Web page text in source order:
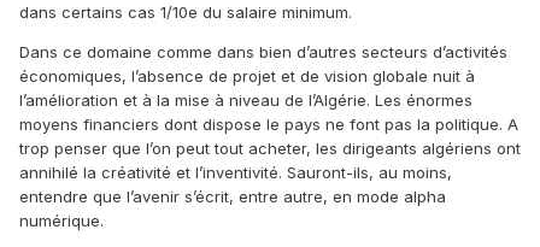
dans certains cas 1/10e du salaire minimum.
Dans ce domaine comme dans bien d’autres secteurs d’activités
économiques, l’absence de projet et de vision globale nuit à
l’amélioration et à la mise à niveau de l’Algérie. Les énormes
moyens financiers dont dispose le pays ne font pas la politique. A
trop penser que l’on peut tout acheter, les dirigeants algériens ont
annihilé la créativité et l’inventivité. Sauront-ils, au moins,
entendre que l’avenir s’écrit, entre autre, en mode alpha
numérique.